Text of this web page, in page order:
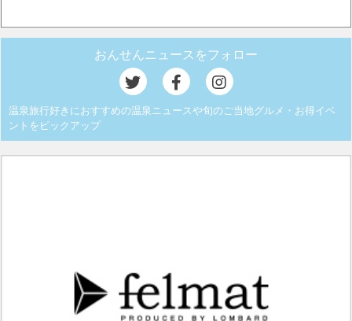
おんせんニュースをフォロー
温泉旅行好きにおすすめの温泉ニュースや旬のご当地グルメ・お得イベ
ントをピックアップ